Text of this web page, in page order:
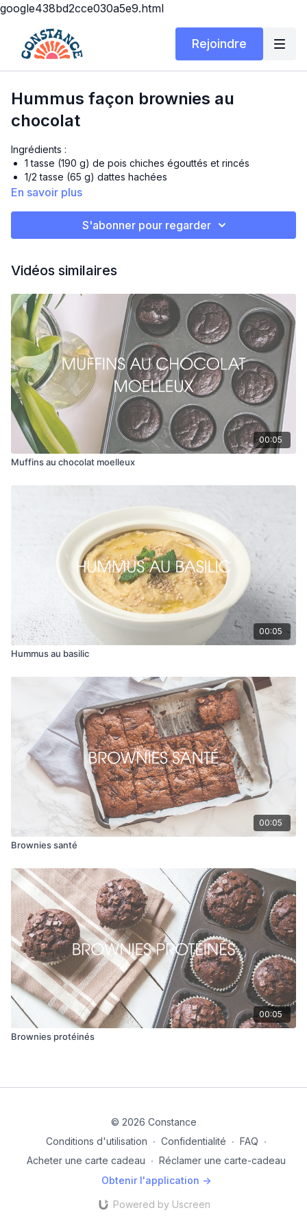
google438bd2cce030a5e9.html
Rejoindre
Hummus façon brownies au
chocolat
Ingrédients :
1 tasse (190 g) de pois chiches égouttés et rincés
1/2 tasse (65 g) dattes hachées
1/2 tasse d'eau
4 c. à soupe de beurre d'arachide naturel (ou beurre
4 c. à soupe de sirop d'érable
1 c. à thé d'extrait de vanille
Préparation :
Déposer les dattes dans une tasse à mesurer avec l'eau et
les pépites de chocolat noir.
Envoyer au micro-ondes 1 minute. Verser dans le robot et y
ajouter le reste des ingrédients.
Faites fonctionner le robot jusqu'à l'obtention d'une
tartinade lisse et qu'il n'y ait plus aucun morceau. Cette
étape devrait prendre entre 1 à 2 minutes.
Déposer la tartinade dans un pot Mason et conserver au
réfrigérateur jusqu'au moment de servir.
En savoir plus
S'abonner pour regarder
Vidéos similaires
00:05
Muffins au chocolat moelleux
00:05
Hummus au basilic
00:05
Brownies santé
00:05
Brownies protéinés
© 2026 Constance
Conditions d'utilisation ∙ Confidentialité ∙ FAQ ∙
Acheter une carte cadeau ∙ Réclamer une carte-cadeau
Obtenir l'application ->
Powered by Uscreen